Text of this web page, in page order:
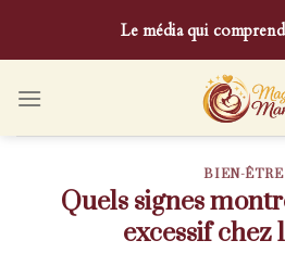
content
Le média qui
BIEN-ÊTRE
Quels signes
excessif chez